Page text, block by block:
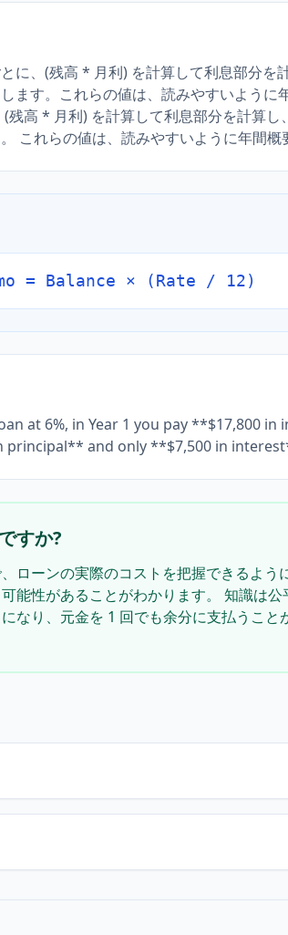
に、(残高 * 月利) を計算して利息部分を
ます。これらの値は、読みやすいように
高 * 月利) を計算して利息部分を計算
これらの値は、読みやすいように年間概
= Balance × (Rate / 12)
at 6%, in Year 1 you pay **$17,800
principal** and only **$7,500 in
すか?
ローンの実際のコストを把握できるよう
能性があることがわかります。 知識は
なり、元金を 1 回でも余分に支払うこ